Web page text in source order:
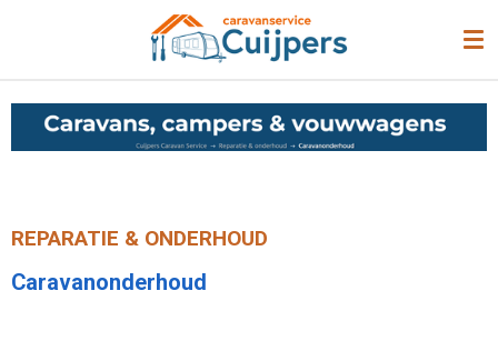
de
hoofdinhoud
REPARATIE & ONDERHOUD
Caravanonderhoud